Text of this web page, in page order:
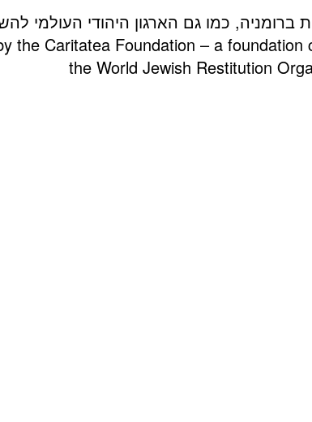
כמו גם הארגון היהודי העולמי
the Caritatea Foundation – a
the World Jewish Restitution